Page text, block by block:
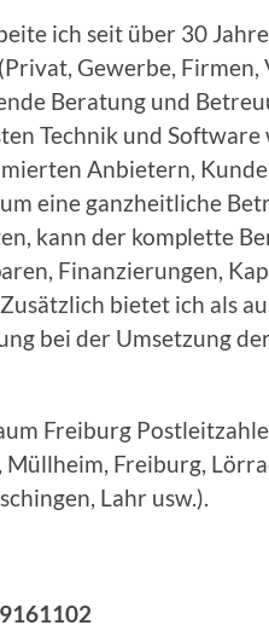
ich seit über 30
Gewerbe, Firmen,
Beratung und
Technik und Software
Anbietern,
eine ganzheitliche
kann der komplette
Finanzierungen,
bietet ich als
bei der Umsetzung
Freiburg
Freiburg,
Lahr usw.).